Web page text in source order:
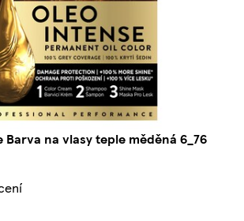
Barva na vlasy teple měděná 6_76